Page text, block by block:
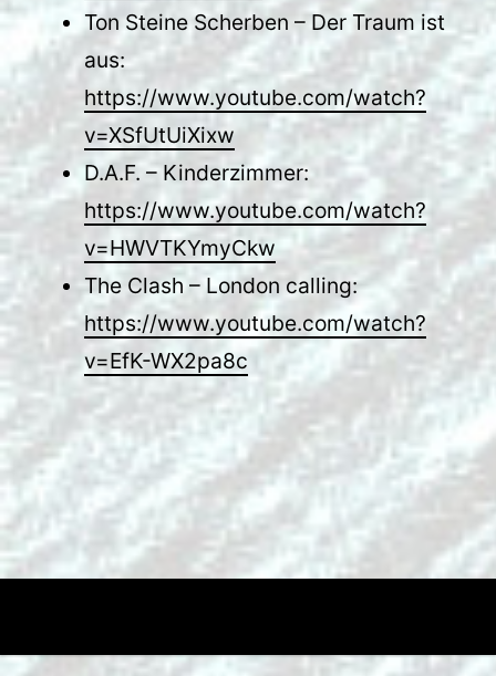
Ton Steine Scherben – Der Traum ist
aus:
https://www.youtube.com/watch?
v=XSfUtUiXixw
D.A.F. – Kinderzimmer:
https://www.youtube.com/watch?
v=HWVTKYmyCkw
The Clash – London calling:
https://www.youtube.com/watch?
v=EfK-WX2pa8c